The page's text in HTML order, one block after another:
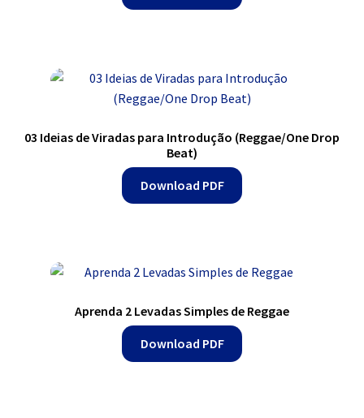
03 Ideias de Viradas para Introdução (Reggae/One Drop
Beat)
Download PDF
Aprenda 2 Levadas Simples de Reggae
Download PDF